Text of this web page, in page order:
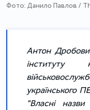
Фото: Данило Павлов /
Антон
інституту
українського
"Власні